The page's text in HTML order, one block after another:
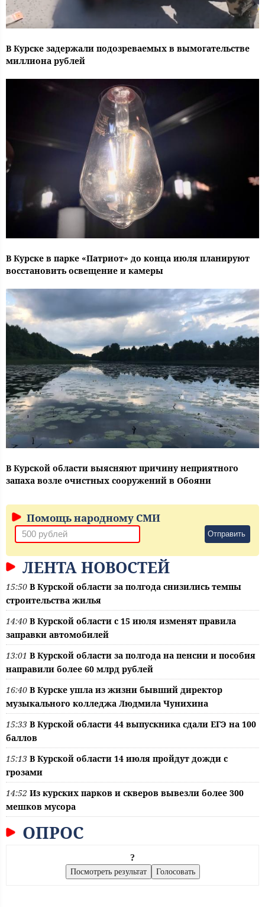
В Курске задержали подозреваемых в вымогательстве
миллиона рублей
В Курске в парке «Патриот» до конца июля планируют
восстановить освещение и камеры
В Курской области выясняют причину неприятного
запаха возле очистных сооружений в Обояни
Помощь народному СМИ
Отправить
ЛЕНТА НОВОСТЕЙ
15:50 В Курской области за полгода снизились темпы
строительства жилья
14:40 В Курской области с 15 июля изменят правила
заправки автомобилей
13:01 В Курской области за полгода на пенсии и пособия
направили более 60 млрд рублей
16:40 В Курске ушла из жизни бывший директор
музыкального колледжа Людмила Чунихина
15:33 В Курской области 44 выпускника сдали ЕГЭ на 100
баллов
15:13 В Курской области 14 июля пройдут дожди с
грозами
14:52 Из курских парков и скверов вывезли более 300
мешков мусора
ОПРОС
?